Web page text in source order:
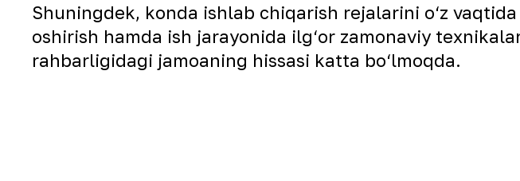
Shuningdek, konda ishlab chiqarish rejalarini o‘z
oshirish hamda ish jarayonida ilg‘or zamonaviy
rahbarligidagi jamoaning hissasi katta bo‘lmoqda.